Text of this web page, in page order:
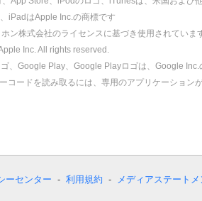
iPadはApple Inc.の商標です
ン株式会社のライセンスに基づき使用されていま
Inc. All rights reserved.
、Google Play、Google Playロゴは、Google Inc.
コードを読み取るには、専用のアプリケーション
ーセンター 利用規約 メディアステートメ